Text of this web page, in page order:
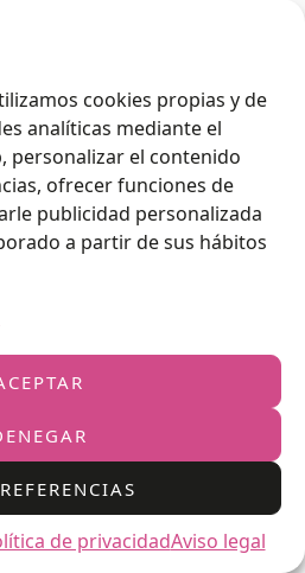
cookies propias y de
analíticas mediante el
personalizar el contenido
ofrecer funciones de
publicidad personalizada
a partir de sus hábitos
de privacidadAviso legal
Siguiente